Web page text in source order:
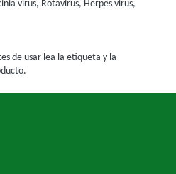
virus, Rotavirus, Herpes virus,
de usar lea la etiqueta y la